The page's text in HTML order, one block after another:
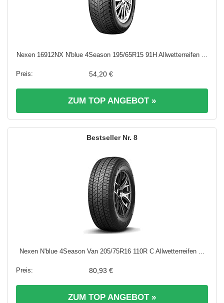
Nexen 16912NX N'blue 4Season 195/65R15 91H Allwetterreifen ...
54,20 €
ZUM TOP ANGEBOT »
8
Nexen N'blue 4Season Van 205/75R16 110R C Allwetterreifen ...
80,93 €
ZUM TOP ANGEBOT »